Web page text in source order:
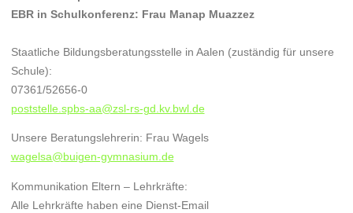
EBR in Schulkonferenz: Frau Manap Muazzez
Staatliche Bildungsberatungsstelle in Aalen (zuständig für unsere
Schule):
07361/52656-0
poststelle.spbs-aa@zsl-rs-gd.kv.bwl.de
Unsere Beratungslehrerin: Frau Wagels
wagelsa@buigen-gymnasium.de
Kommunikation Eltern – Lehrkräfte:
Alle Lehrkräfte haben eine Dienst-Email